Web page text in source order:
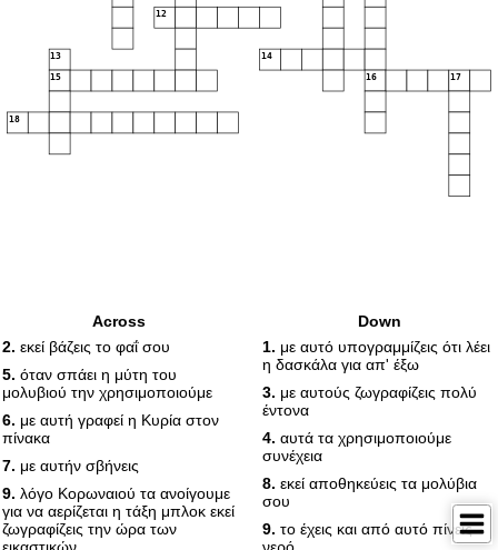
12
13 14
15 16 17
18
Across
2. εκεί βάζεις το φαΐ σου
5. όταν σπάει η μύτη του
μολυβιού την χρησιμοποιούμε
6. με αυτή γραφεί η Κυρία στον
πίνακα
7. με αυτήν σβήνεις
9. λόγο Κορωναιού τα ανοίγουμε
για να αερίζεται η τάξη μπλοκ εκεί
ζωγραφίζεις την ώρα των
Down
1. με αυτό υπογραμμίζεις ότι λέει
η δασκάλα για απ' έξω
3. με αυτούς ζωγραφίζεις πολύ
έντονα
4. αυτά τα χρησιμοποιούμε
συνέχεια
8. εκεί αποθηκεύεις τα μολύβια
σου
9. το έχεις και από αυτό πίνεις